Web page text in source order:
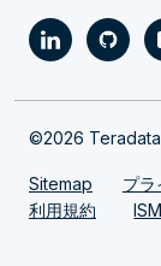
©2026
Sitemap プラ
利用規約